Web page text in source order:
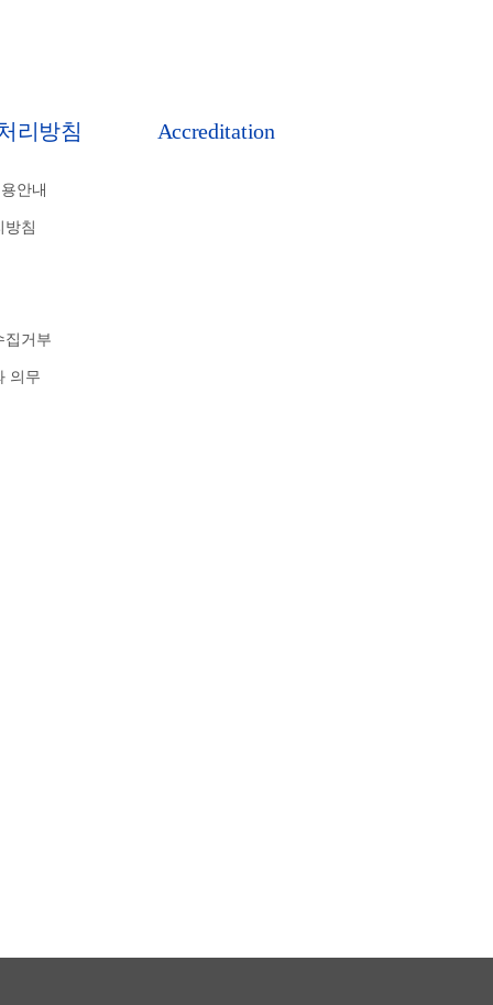
리방침
안내
방침
집거부
의무
Accreditation